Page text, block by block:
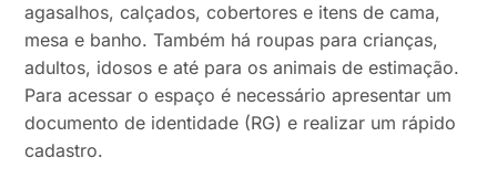
agasalhos, calçados, cobertores e itens de cama,
mesa e banho. Também há roupas para crianças,
adultos, idosos e até para os animais de estimação.
Para acessar o espaço é necessário apresentar um
documento de identidade (RG) e realizar um rápido
cadastro.